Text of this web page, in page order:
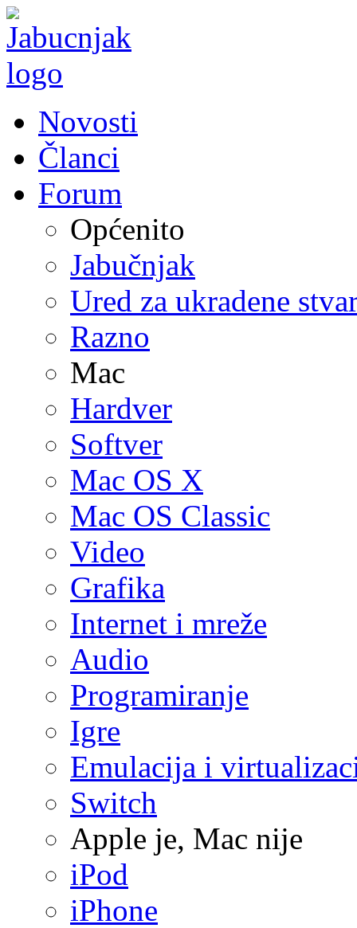
Novosti
Članci
Forum
Općenito
Jabučnjak
Ured za ukradene
Razno
Mac
Hardver
Softver
Mac OS X
Mac OS Classic
Video
Grafika
Internet i mreže
Audio
Programiranje
Igre
Emulacija i
Switch
Apple je, Mac nije
iPod
iPhone